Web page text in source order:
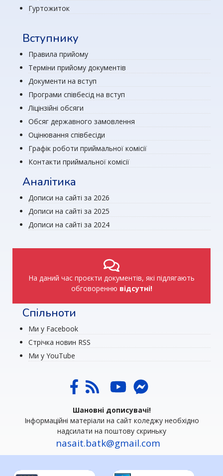
Гуртожиток
Вступнику
Правила прийому
Терміни прийому документів
Документи на вступ
Програми співбесід на вступ
Ліцінзійні обсяги
Обсяг державного замовлення
Оцінювання співбесіди
Графік роботи приймальної комісії
Контакти приймальної комісії
Аналітика
Дописи на сайті за 2026
Дописи на сайті за 2025
Дописи на сайті за 2024
На даний час проєкти документів, які підлягають
обговоренню відсутні!
Спільноти
Ми у Facebook
Стрічка новин RSS
Ми у YouTube
Шановні дописувачі!
Інформаційні матеріали на сайт коледжу необхідно
надсилати на поштову скриньку
nasait.batk@gmail.com